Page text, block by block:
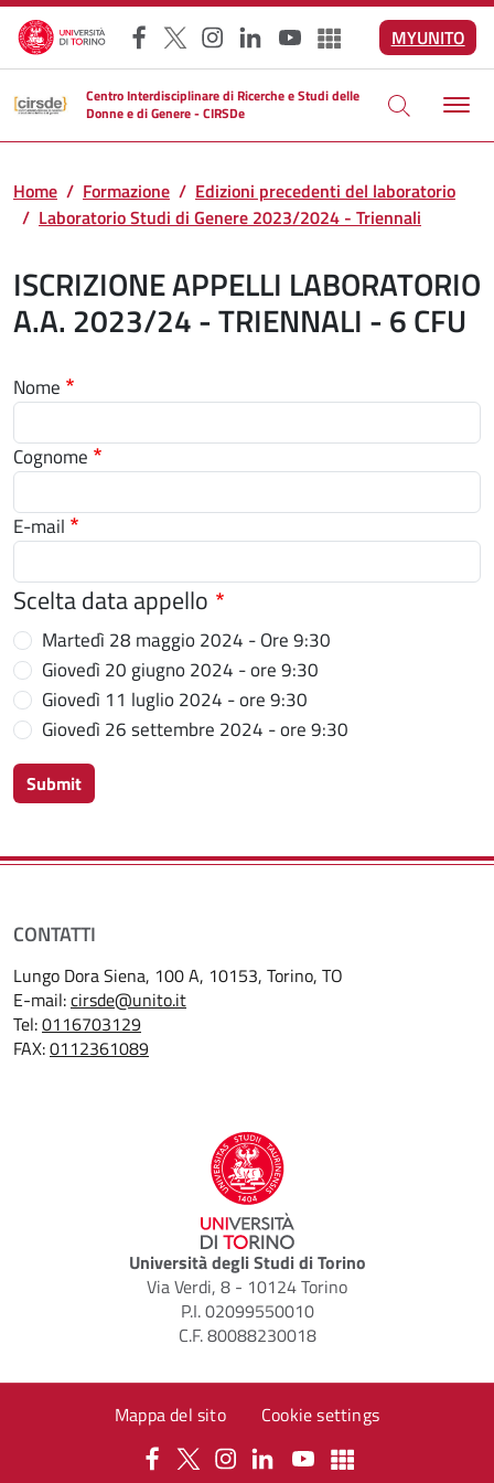
Salta al contenuto principale
Facebook
X Instagram
LinkedInYouTubeAltri social
MYUNITO
Centro Interdisciplinare di Ricerche e Studi delle
Donne e di Genere - CIRSDe
Home Formazione
Edizioni precedenti del laboratorio
Laboratorio Studi di Genere 2023/2024 - Triennali
ISCRIZIONE APPELLI LABORATORIO
A.A. 2023/24 - TRIENNALI - 6 CFU
Nome
Cognome
E-mail
Scelta data appello
Martedì 28 maggio 2024 - Ore 9:30
Giovedì 20 giugno 2024 - ore 9:30
Giovedì 11 luglio 2024 - ore 9:30
Giovedì 26 settembre 2024 - ore 9:30
Submit
CONTATTI
Lungo Dora Siena, 100 A, 10153, Torino, TO
E-mail:cirsde@unito.it
Tel:0116703129
FAX:0112361089
Università degli Studi di Torino
Via Verdi, 8 - 10124 Torino
P.I. 02099550010
C.F. 80088230018
Mappa del sito Cookie settings